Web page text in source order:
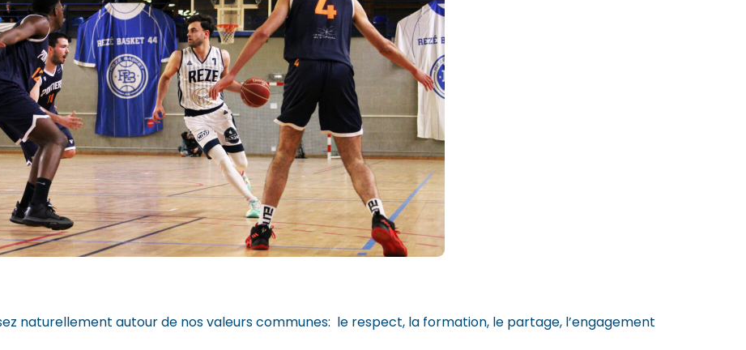
naturellement autour de nos valeurs communes: le respect, la formation, le partage, l’engagement